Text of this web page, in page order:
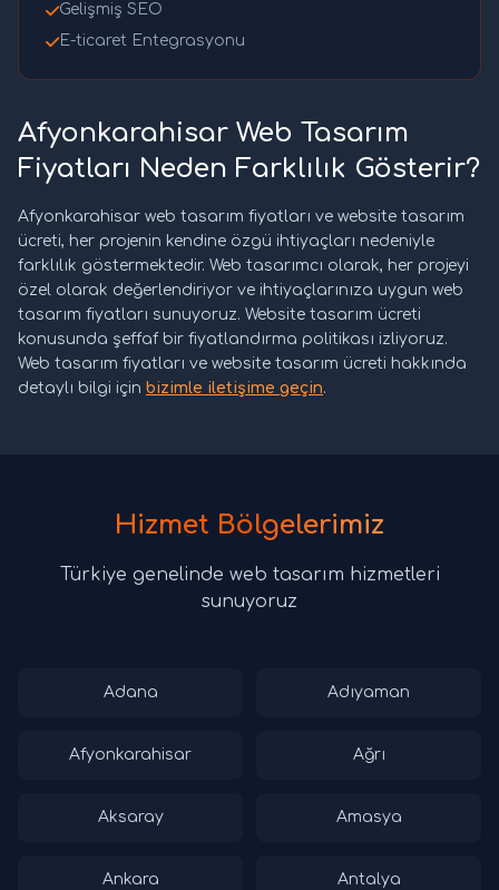
Gelişmiş SEO
E-ticaret Entegrasyonu
Afyonkarahisar Web Tasarım
Fiyatları Neden Farklılık Gösterir?
Afyonkarahisar web tasarım fiyatları ve website tasarım
ücreti, her projenin kendine özgü ihtiyaçları nedeniyle
farklılık göstermektedir. Web tasarımcı olarak, her projeyi
özel olarak değerlendiriyor ve ihtiyaçlarınıza uygun web
tasarım fiyatları sunuyoruz. Website tasarım ücreti
konusunda şeffaf bir fiyatlandırma politikası izliyoruz.
Web tasarım fiyatları ve website tasarım ücreti hakkında
detaylı bilgi için bizimle iletişime geçin.
Hizmet Bölgelerimiz
Türkiye genelinde web tasarım hizmetleri
sunuyoruz
Adana Adıyaman
Afyonkarahisar Ağrı
Aksaray Amasya
Ankara Antalya